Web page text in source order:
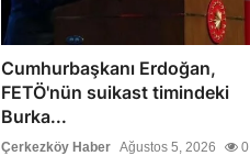
Cumhurbaşkanı Erdoğan,
FETÖ'nün suikast timindeki
Burka...
Çerkezköy Haber Ağustos 5, 2026 0